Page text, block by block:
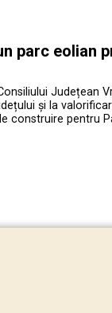
parc eolian
Județean
și la
construire pentru